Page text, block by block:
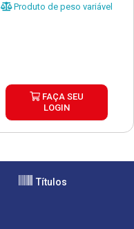
Produto de peso variável
FAÇA SEU
LOGIN
Títulos